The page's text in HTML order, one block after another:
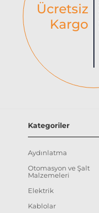
Ücretsiz
Kargo
Kategoriler
Aydınlatma
Otomasyon ve Şalt
Malzemeleri
Elektrik
Kablolar